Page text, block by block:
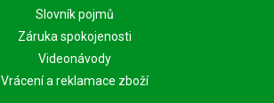
Slovník pojmů
Záruka spokojenosti
Videonávody
Vrácení a reklamace zboží